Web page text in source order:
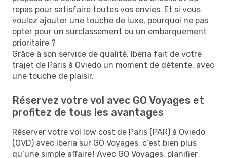
repas pour satisfaire toutes vos envies. Et si vous
voulez ajouter une touche de luxe, pourquoi ne pas
opter pour un surclassement ou un embarquement
prioritaire ?
Grâce à son service de qualité, Iberia fait de votre
trajet de Paris à Oviedo un moment de détente, avec
une touche de plaisir.
Réservez votre vol avec GO Voyages et
profitez de tous les avantages
Réserver votre vol low cost de Paris (PAR) à Oviedo
(OVD) avec Iberia sur GO Voyages, c’est bien plus
qu’une simple affaire ! Avec GO Voyages, planifier